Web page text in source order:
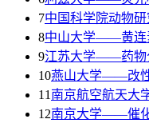
7中国科学院动物
8中山大学——黄连
9江苏大学——药物
10燕山大学——改
11 南京航空航天
12南京大学——催